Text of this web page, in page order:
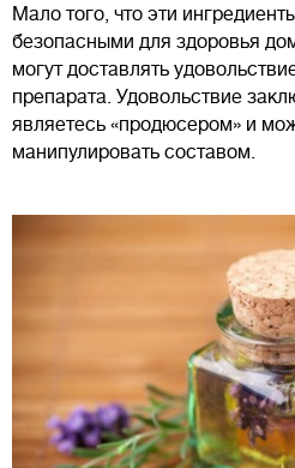
Мало того, что эти
безопасными для здоровья
могут доставлять
препарата. Удовольствие
являетесь «продюсером» и
манипулировать составом.